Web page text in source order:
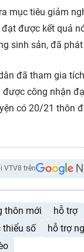
mục tiêu giảm
được kết quả
sinh sản, đã
đã tham gia
công nhận
có 20/21 thôn
VTV8 trên
thôn mới hỗ trợ
thiểu số hỗ trợ